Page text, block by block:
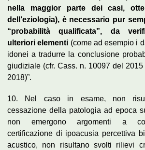
nella maggior parte dei casi,
dell’eziologia), è necessario pur
“probabilità qualificata”, da
ulteriori elementi (come ad esempio i
idonei a tradurre la conclusione
giudiziale (cfr. Cass. n. 10097 del
2018)”.
10. Nel caso in esame, non
cessazione della patologia ad epoca
non emergono argomenti a
certificazione di ipoacusia percettiva
acustico, non risultano svolti rilievi